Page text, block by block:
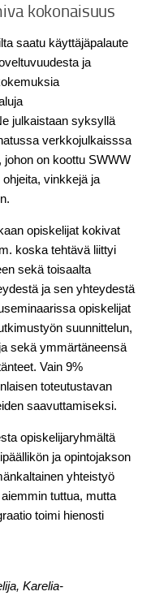
kokonaisuus
saatu käyttäjäpalaute
ja
julkaistaan syksyllä
verkkojulkaisssa
johon on koottu SWWW
vinkkejä ja
opiskelijat kokivat
koska tehtävä liittyi
sekä toisaalta
ja sen yhteydestä
opiskelijat
suunnittelun,
sekä ymmärtäneensä
Vain 9%
toteutustavan
saavuttamiseksi.
opiskelijaryhmältä
ja opintojakson
yhteistyö
tuttua, mutta
toimi hienosti
Karelia-